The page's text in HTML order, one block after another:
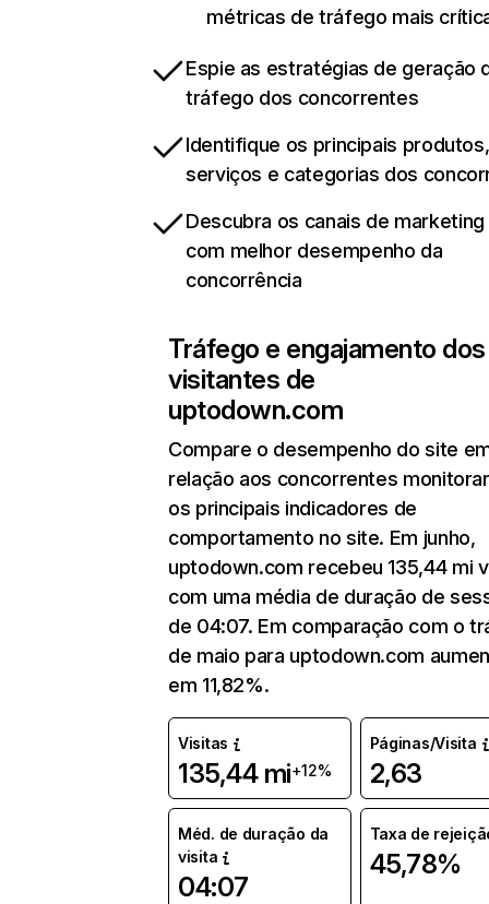
métricas de tráfego mais
Espie as estratégias de geração
tráfego dos concorrentes
Identifique os principais produtos,
serviços e categorias dos
Descubra os canais de
com melhor desempenho da
concorrência
Tráfego e engajamento dos
visitantes de
uptodown.com
Compare o desempenho do site
relação aos concorrentes
os principais indicadores de
comportamento no site. Em junho,
uptodown.com recebeu 135,44 mi
com uma média de duração de
de 04:07. Em comparação com o
de maio para uptodown.com
em 11,82%.
Visitas
135,44 mi+12%
Páginas/Visita
2,63
Méd. de duração da
visita
04:07
Taxa de
45,78%